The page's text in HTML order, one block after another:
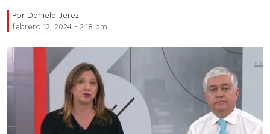
Por Daniela Jerez
febrero 12, 2024 - 2:18 pm